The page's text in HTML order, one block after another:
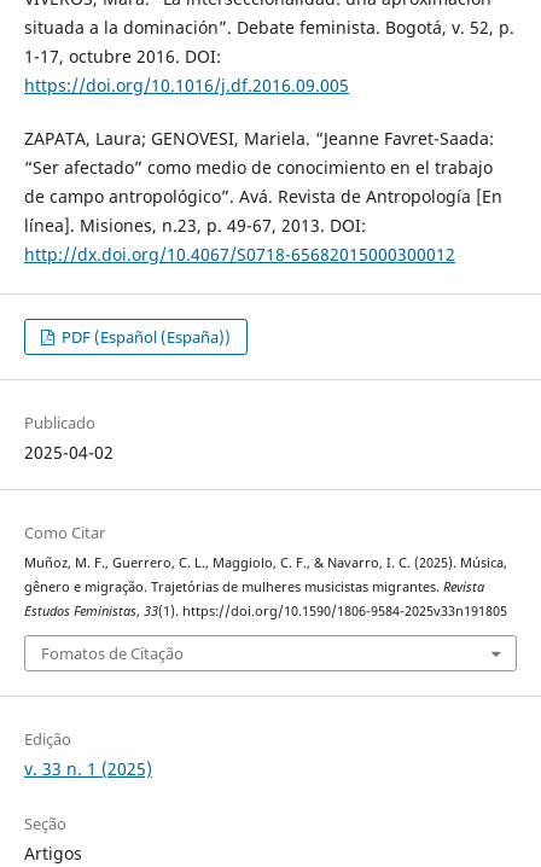
situada a la dominación”. Debate feminista. Bogotá, v. 52, p.
1-17, octubre 2016. DOI:
https://doi.org/10.1016/j.df.2016.09.005
ZAPATA, Laura; GENOVESI, Mariela. “Jeanne Favret-Saada:
“Ser afectado” como medio de conocimiento en el trabajo
de campo antropológico”. Avá. Revista de Antropología [En
línea]. Misiones, n.23, p. 49-67, 2013. DOI:
http://dx.doi.org/10.4067/S0718-65682015000300012
PDF (Español (España))
Publicado
2025-04-02
Como Citar
Muñoz, M. F., Guerrero, C. L., Maggiolo, C. F., & Navarro, I. C. (2025). Música,
gênero e migração. Trajetórias de mulheres musicistas migrantes. Revista
Estudos Feministas, 33(1). https://doi.org/10.1590/1806-9584-2025v33n191805
Fomatos de Citação
Edição
v. 33 n. 1 (2025)
Seção
Artigos